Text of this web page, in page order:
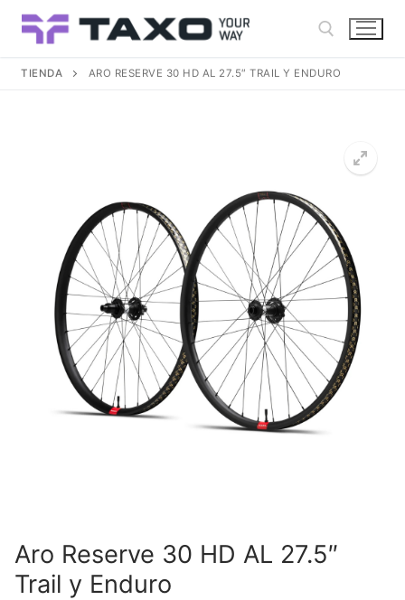
TIENDA ARO RESERVE 30 HD AL 27.5″ TRAIL Y ENDURO
Aro Reserve 30 HD AL 27.5″
Trail y Enduro